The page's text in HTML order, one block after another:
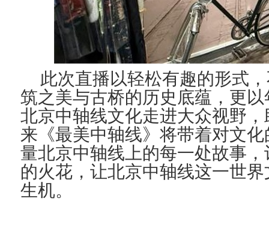
此次直播以轻松有趣的形式
筑之美与古桥的历史底蕴，更
北京中轴线文化走进大众视野
来《最美中轴线》将带着对文
量北京中轴线上的每一处故事
的火花，让北京中轴线这一世
生机。